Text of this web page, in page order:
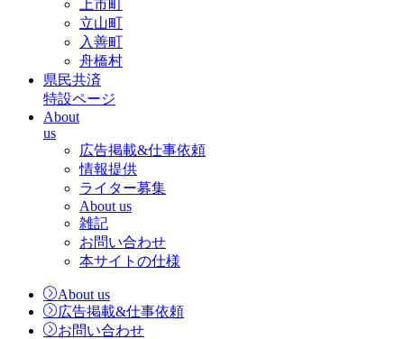
上市町
立山町
入善町
舟橋村
県民共済
特設ページ
About
us
広告掲載&仕事依頼
情報提供
ライター募集
About us
雑記
お問い合わせ
本サイトの仕様
About us
広告掲載&仕事依頼
お問い合わせ